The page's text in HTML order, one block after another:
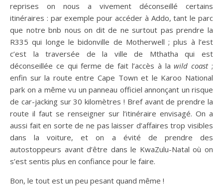
reprises on nous a vivement déconseillé certains
itinéraires : par exemple pour accéder à Addo, tant le parc
que notre bnb nous on dit de ne surtout pas prendre la
R335 qui longe le bidonville de Motherwell ; plus à l’est
c’est la traversée de la ville de Mthatha qui est
déconseillée ce qui ferme de fait l’accès à lawild coast;
enfin sur la route entre Cape Town et le Karoo National
park on a même vu un panneau officiel annonçant un risque
de car-jacking sur 30 kilomètres ! Bref avant de prendre la
route il faut se renseigner sur l’itinéraire envisagé. On a
aussi fait en sorte de ne pas laisser d’affaires trop visibles
dans la voiture, et on a évité de prendre des
autostoppeurs avant d’être dans le KwaZulu-Natal où on
s’est sentis plus en confiance pour le faire.
Bon, le tout est un peu pesant quand même !